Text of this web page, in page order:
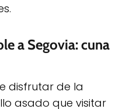
a Segovia: cuna
disfrutar de la
asado que visitar